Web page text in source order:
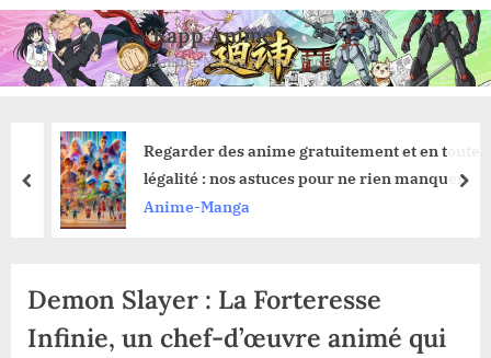
Skip
to
content
Kapp Anime
Anime, Manga et Jeux Vidéo
Regarder des anime gratuitement et en toute
légalité : nos astuces pour ne rien manquer
Anime-Manga
prev
Demon Slayer : La Forteresse
Infinie, un chef-d’œuvre animé qui